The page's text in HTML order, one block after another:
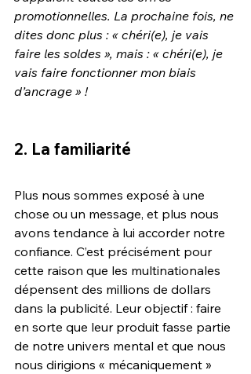
promotionnelles. La prochaine fois, ne
dites donc plus : « chéri(e), je vais
faire les soldes », mais : « chéri(e), je
vais faire fonctionner mon biais
d’ancrage » !
2. La familiarité
Plus nous sommes exposé à une
chose ou un message, et plus nous
avons tendance à lui accorder notre
confiance. C’est précisément pour
cette raison que les multinationales
dépensent des millions de dollars
dans la publicité. Leur objectif : faire
en sorte que leur produit fasse partie
de notre univers mental et que nous
nous dirigions « mécaniquement »